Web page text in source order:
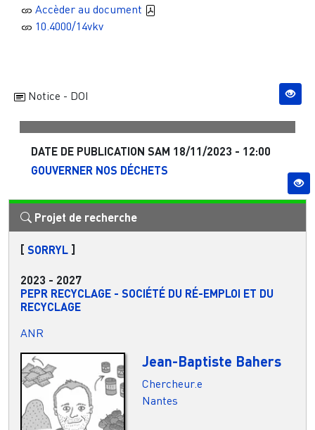
Accèder au document
10.4000/14vkv
Notice - DOI
DATE DE PUBLICATION SAM 18/11/2023 - 12:00
GOUVERNER NOS DÉCHETS
Projet de recherche
[ SORRYL ]
2023 - 2027
PEPR RECYCLAGE - SOCIÉTÉ DU RÉ-EMPLOI ET DU
RECYCLAGE
ANR
Jean-Baptiste Bahers
Chercheur.e
Nantes